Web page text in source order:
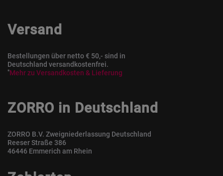
Versand
Bestellungen über netto € 50,- sind in
Deutschland versandkostenfrei.
*Mehr zu Versandkosten & Lieferung
ZORRO in Deutschland
ZORRO B.V. Zweigniederlassung Deutschland
Reeser Straße 386
46446 Emmerich am Rhein